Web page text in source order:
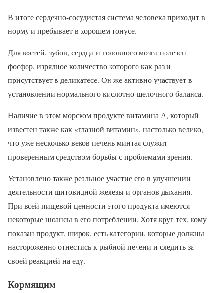
В итоге сердечно-сосудистая система человека приходит в
норму и пребывает в хорошем тонусе.
Для костей, зубов, сердца и головного мозга полезен
фосфор, изрядное количество которого как раз и
присутствует в деликатесе. Он же активно участвует в
установлении нормального кислотно-щелочного баланса.
Наличие в этом морском продукте витамина А, который
известен также как «глазной витамин», настолько велико,
что уже несколько веков печень минтая служит
проверенным средством борьбы с проблемами зрения.
Установлено также реальное участие его в улучшении
деятельности щитовидной железы и органов дыхания.
При всей пищевой ценности этого продукта имеются
некоторые нюансы в его потреблении. Хотя круг тех, кому
показан продукт, широк, есть категории, которые должны
настороженно отнестись к рыбной печени и следить за
своей реакцией на еду.
Кормящим